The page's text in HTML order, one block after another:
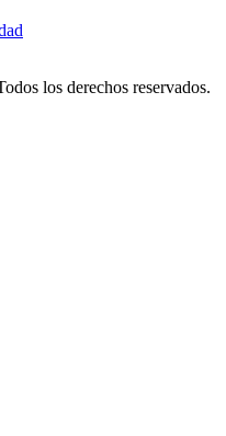
los derechos reservados.